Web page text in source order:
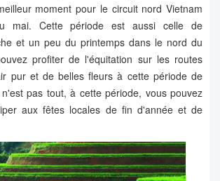
moment pour le circuit nord Vietnam
mai. Cette période est aussi celle de
et un peu du printemps dans le nord du
profiter de l'équitation sur les routes
pur et de belles fleurs à cette période de
pas tout, à cette période, vous pouvez
aux fêtes locales de fin d'année et de